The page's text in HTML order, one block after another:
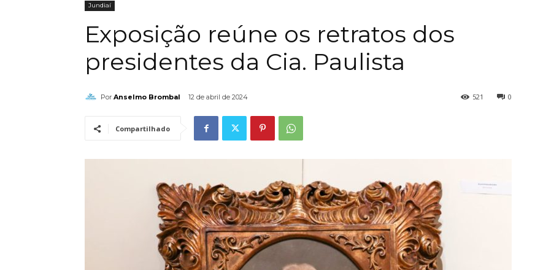
Jundiaí
Exposição reúne os retratos dos
presidentes da Cia. Paulista
Por Anselmo Brombal 12 de abril de 2024 0
521
Compartilhado